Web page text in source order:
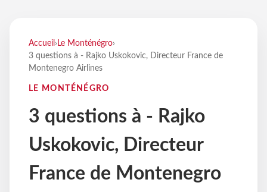
Accueil › Le Monténégro›
3 questions à - Rajko Uskokovic, Directeur France de
Montenegro Airlines
LE MONTÉNÉGRO
3 questions à - Rajko
Uskokovic, Directeur
France de Montenegro